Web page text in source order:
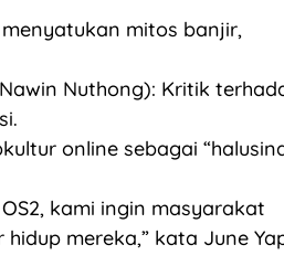
mitos banjir,
Nuthong): Kritik
online sebagai
kami ingin masyarakat
mereka,” kata June